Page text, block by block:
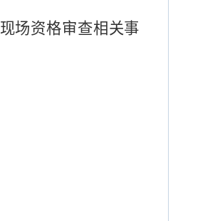
现场资格审查相关事